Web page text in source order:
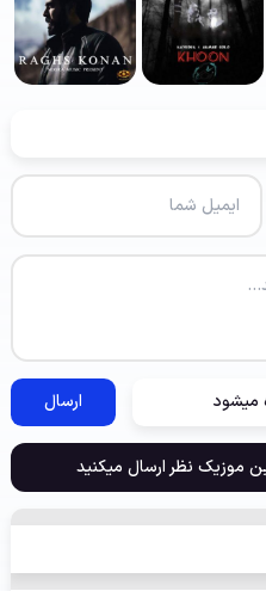
میشود ارسال
موزیک نظر ارسال میکنید